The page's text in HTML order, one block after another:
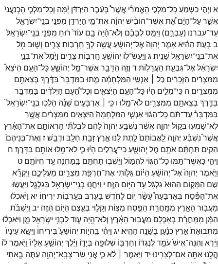
א וַיְהִ֣י כִשְׁמֹ֣עַכָּל־מַלְכֵ֣י הָאֱמֹרִ֡י אֲשֶׁר֩ בְּעֵ֨בֶר הַיַּרְדֵּ֜ן יָ֗מָּה וְכָל־מַלְכֵ֤י הַֽכְּנַעֲנִי֙
אֲשֶׁ֣רעַל־הַיָּ֔ם אֵ֠תאֲשֶׁר־הוֹבִ֨ישׁ יְהוָ֜ה אֶת־מֵ֧י הַיַּרְדֵּ֛ן מִפְּנֵ֥י בְנֵֽי־יִשְׂרָאֵ֖ל
עַד־עברנו (עָבְרָ֑ם) וַיִּמַּ֣סלְבָבָ֗ם וְלֹא־הָ֨יָה בָ֥ם עוֹד֙ ר֔וּחַ מִפְּנֵ֖י בְּנֵֽי־יִשְׂרָאֵֽל׃
ב בָּעֵ֣ת הַהִ֗יאאָמַ֤ר יְהוָה֙אֶל־יְהוֹשֻׁ֔עַעֲשֵׂ֥ה לְךָ֖ חַֽרְב֣וֹת צֻרִ֑ים וְשׁ֛וּב מֹ֥ל
אֶת־בְּנֵֽי־יִשְׂרָאֵ֖ל שֵׁנִֽית׃ג וַיַּעַשׂ־ל֥וֹ יְהוֹשֻׁ֖עַ חַֽרְב֣וֹת צֻרִ֑ים וַיָּ֙מָל֙אֶת־בְּנֵ֣י
יִשְׂרָאֵ֔לאֶל־גִּבְעַ֖ת הָעֲרָלֽוֹת׃ד וְזֶ֥ה הַדָּבָ֖ראֲשֶׁר־מָ֣ל יְהוֹשֻׁ֑עַכָּל־הָעָ֣ם הַיֹּצֵא֩
מִמִּצְרַ֨יִם הַזְּכָרִ֜ים כֹּ֣ל ׀ אַנְשֵׁ֣י הַמִּלְחָמָ֗ה מֵ֤תוּ בַמִּדְבָּר֙ בַּדֶּ֔רֶךְ בְּצֵאתָ֖ם
מִמִּצְרָֽיִם׃ ה כִּֽי־מֻלִ֣ים הָי֔וּכָּל־הָעָ֖ם הַיֹּֽצְאִ֑ים וְכָל־הָ֠עָם הַיִּלֹּדִ֨ים בַּמִּדְבָּ֥ר
בַּדֶּ֛רֶךְ בְּצֵאתָ֥ם מִמִּצְרַ֖יִם לֹא־מָֽלוּ׃ ו כִּ֣י ׀ אַרְבָּעִ֣ים שָׁנָ֗ה הָלְכ֣וּ בְנֵֽי־יִשְׂרָאֵל֮
בַּמִּדְבָּר֒עַד־תֹּ֨ם כָּל־הַגּ֜וֹי אַנְשֵׁ֤י הַמִּלְחָמָה֙ הַיֹּצְאִ֣ים מִמִּצְרַ֔יִם אֲשֶׁ֥ר
לֹֽא־שָׁמְע֖וּ בְּק֣וֹל יְהוָ֑ה אֲשֶׁ֨ר נִשְׁבַּ֤ע יְהוָה֙לָהֶ֔ם לְבִלְתִּ֞י הַרְאוֹתָ֣ם אֶת־הָאָ֗רֶץ
אֲשֶׁר֩ נִשְׁבַּ֨ע יְהוָ֤ה לַֽאֲבוֹתָם֙לָ֣תֶתלָ֔נוּאֶ֛רֶץזָבַ֥ת חָלָ֖ב וּדְבָֽשׁ׃ז וְאֶת־בְּנֵיהֶם֙
הֵקִ֣ים תַּחְתָּ֔ם אֹתָ֖ם מָ֣ל יְהוֹשֻׁ֑עַכִּי־עֲרֵלִ֣ים הָי֔וּכִּ֛י לֹא־מָ֥לוּאוֹתָ֖ם בַּדָּֽרֶךְ׃ ח
וַיְהִ֛י כַּאֲשֶׁר־תַּ֥מּוּכָל־הַגּ֖וֹי לְהִמּ֑וֹל וַיֵּשְׁב֥וּ תַחְתָּ֛ם בַּֽמַּחֲנֶ֖ה עַ֥ד חֲיוֹתָֽם׃ ט
וַיֹּ֤אמֶר יְהוָה֙אֶל־יְהוֹשֻׁ֔עַ הַיּ֗וֹם גַּלּ֛וֹתִי אֶת־חֶרְפַּ֥ת מִצְרַ֖יִם מֵעֲלֵיכֶ֑ם וַיִּקְרָ֞א
שֵׁ֣ם הַמָּק֤וֹם הַהוּא֙גִּלְגָּ֔לעַ֖ד הַיּ֥וֹם הַזֶּֽה׃ י וַיַּחֲנ֥וּ בְנֵֽי־יִשְׂרָאֵ֖ל בַּגִּלְגָּ֑ל וַיַּעֲשׂ֣וּ
אֶת־הַפֶּ֡סַח בְּאַרְבָּעָה֩עָשָׂ֨ר י֥וֹם לַחֹ֛דֶשׁ בָּעֶ֖רֶב בְּעַֽרְב֥וֹת יְרִיחֽוֹ׃ יא וַיֹּ֨אכְל֜וּ
מֵעֲב֥וּר הָאָ֛רֶץ מִמָּֽחֳרַ֥ת הַפֶּ֖סַח מַצּ֣וֹת וְקָל֑וּי בְּעֶ֖צֶם הַיּ֥וֹם הַזֶּֽה׃ יב וַיִּשְׁבֹּ֨ת
הַמָּ֜ן מִֽמָּחֳרָ֗ת בְּאָכְלָם֙ מֵעֲב֣וּר הָאָ֔רֶץ וְלֹא־הָ֥יָה ע֛וֹדלִבְנֵ֥י יִשְׂרָאֵ֖ל מָ֑ן וַיֹּאכְל֗וּ
מִתְּבוּאַת֙אֶ֣רֶץכְּנַ֔עַן בַּשָּׁנָ֖ה הַהִֽיא׃ יג וַיְהִ֗י בִּֽהְי֣וֹת יְהוֹשֻׁעַ֮ בִּירִיחוֹ֒ וַיִּשָּׂ֤אעֵינָיו֙
וַיַּ֔רְא וְהִנֵּה־אִישׁ֙עֹמֵ֣דלְנֶגְדּ֔וֹ וְחַרְבּ֥וֹ שְׁלוּפָ֖ה בְּיָד֑וֹ וַיֵּ֨לֶךְ יְהוֹשֻׁ֤עַאֵלָיו֙ וַיֹּ֣אמֶרל֔וֹ
הֲלָ֥נוּאַתָּ֖ה אִם־לְצָרֵֽינוּ׃ יד וַיֹּ֣אמֶר ׀ לֹ֗אכִּ֛י אֲנִ֥י שַׂר־צְבָֽא־יְהוָ֖ה עַתָּ֣ה בָ֑אתִי